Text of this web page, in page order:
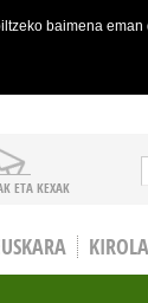
baimena
ETA KEXAK
KIROLA